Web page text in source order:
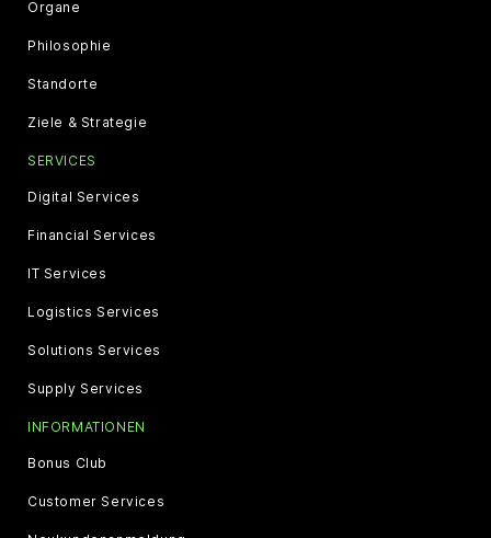
Organe
Philosophie
Standorte
Ziele & Strategie
SERVICES
Digital Services
Financial Services
IT Services
Logistics Services
Solutions Services
Supply Services
INFORMATIONEN
Bonus Club
Customer Services